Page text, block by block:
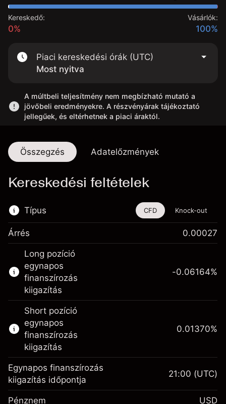
Kereskedő:
0%
Vásárlók:
100%
Piaci kereskedési órák (UTC)
Most nyitva
A múltbeli teljesítmény nem megbízható mutató a
jövőbeli eredményekre. A részvényárak tájékoztató
jellegűek, és eltérhetnek a piaci áraktól.
Összegzés Adatelőzmények
Kereskedési feltételek
Típus
Ez a pénzügyi eszköz CFD-ken és Knock-
outokon keresztül is kereskedhető.
Bővebb információk:
CFD-k
Knock-outok
CFD Knock-out
Árrés 0.00027
Long pozíció
egynapos
finanszírozás
kiigazítás
Fedezet. A befektetése
$1,000.00
Egynapos finanszírozás
-0.061644
-0.06164%
Short pozíció
egynapos
finanszírozás
kiigazítás
0.01370%
Egynapos finanszírozás
kiigazítás időpontja
21:00 (UTC)
Pénznem USD